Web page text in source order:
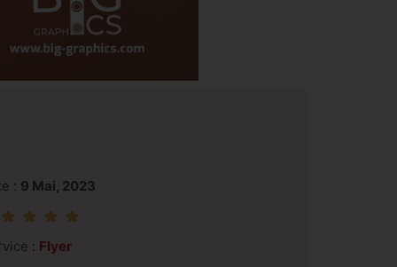
: 9 Mai, 2023
   
: Flyer